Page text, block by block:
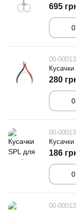
695
00-
280
00-
186
00-